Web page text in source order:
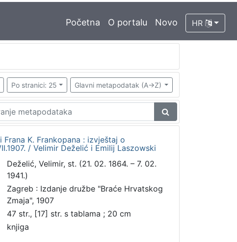
Početna O portalu Novo HR
Po stranici: 25 Glavni metapodatak (A->Z)
Frana K. Frankopana : izvještaj o
/ Velimir Deželić i Emilij Laszowski
Deželić, Velimir, st. (21. 02. 1864. – 7. 02.
1941.)
Zagreb : Izdanje družbe "Braće Hrvatskog
Zmaja", 1907
47 str., [17] str. s tablama ; 20 cm
knjiga